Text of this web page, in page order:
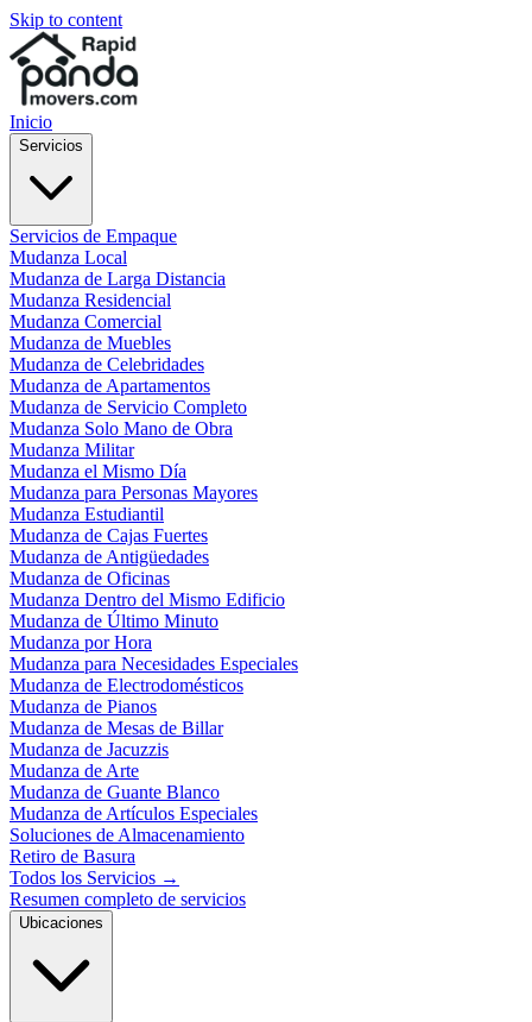
Skip to content
Inicio
Servicios
Servicios de Empaque
Mudanza Local
Mudanza de Larga Distancia
Mudanza Residencial
Mudanza Comercial
Mudanza de Muebles
Mudanza de Celebridades
Mudanza de Apartamentos
Mudanza de Servicio Completo
Mudanza Solo Mano de Obra
Mudanza Militar
Mudanza el Mismo Día
Mudanza para Personas Mayores
Mudanza Estudiantil
Mudanza de Cajas Fuertes
Mudanza de Antigüedades
Mudanza de Oficinas
Mudanza Dentro del Mismo Edificio
Mudanza de Último Minuto
Mudanza por Hora
Mudanza para Necesidades Especiales
Mudanza de Electrodomésticos
Mudanza de Pianos
Mudanza de Mesas de Billar
Mudanza de Jacuzzis
Mudanza de Arte
Mudanza de Guante Blanco
Mudanza de Artículos Especiales
Soluciones de Almacenamiento
Retiro de Basura
Todos los Servicios →
Resumen completo de servicios
Ubicaciones